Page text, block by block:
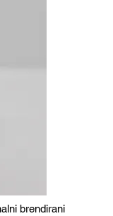
brendirani